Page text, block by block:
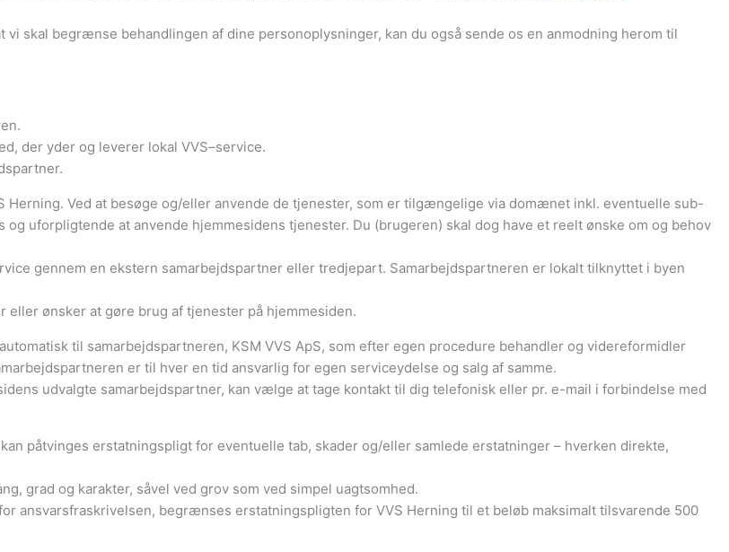
skal begrænse behandlingen af dine personoplysninger, kan du også sende os en anmodning herom til
der yder og leverer lokal VVS–service.
Ved at besøge og/eller anvende de tjenester, som er tilgængelige via domænet inkl. eventuelle sub-
uforpligtende at anvende hjemmesidens tjenester. Du (brugeren) skal dog have et reelt ønske om og behov
gennem en ekstern samarbejdspartner eller tredjepart. Samarbejdspartneren er lokalt tilknyttet i byen
ønsker at gøre brug af tjenester på hjemmesiden.
til samarbejdspartneren, KSM VVS ApS, som efter egen procedure behandler og videreformidler
er til hver en tid ansvarlig for egen serviceydelse og salg af samme.
udvalgte samarbejdspartner, kan vælge at tage kontakt til dig telefonisk eller pr. e-mail i forbindelse med
påtvinges erstatningspligt for eventuelle tab, skader og/eller samlede erstatninger – hverken direkte,
grad og karakter, såvel ved grov som ved simpel uagtsomhed.
begrænses erstatningspligten for VVS Herning til et beløb maksimalt tilsvarende 500